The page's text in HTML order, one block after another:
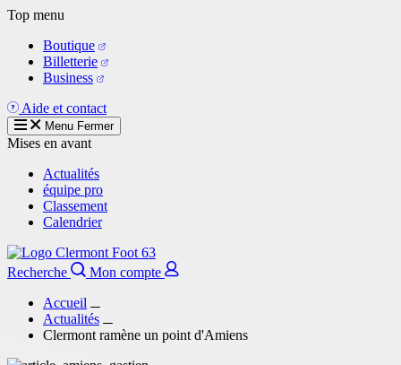
Aller
contenu
principal
Top menu
Boutique
Billetterie
Business
Aide et contact
Menu Fermer
Mises en avant
Actualités
équipe pro
Classement
Calendrier
Recherche
Mon compte
Accueil
Actualités
Clermont ramène un point d'Amiens